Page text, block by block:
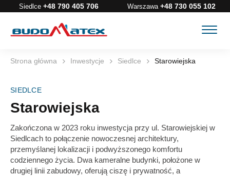
Siedlce +48 790 405 706 Warszawa +48 730 055 102
Strona główna Inwestycje Siedlce Starowiejska
SIEDLCE
Starowiejska
Zakończona w 2023 roku inwestycja przy ul. Starowiejskiej w
Siedlcach to połączenie nowoczesnej architektury,
przemyślanej lokalizacji i podwyższonego komfortu
codziennego życia. Dwa kameralne budynki, położone w
drugiej linii zabudowy, oferują ciszę i prywatność, a